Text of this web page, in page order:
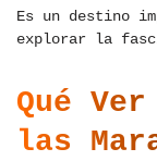
Es un destino
explorar la
Qué
las